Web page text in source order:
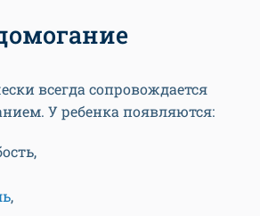
всегда сопровождается
У ребенка появляются:
,